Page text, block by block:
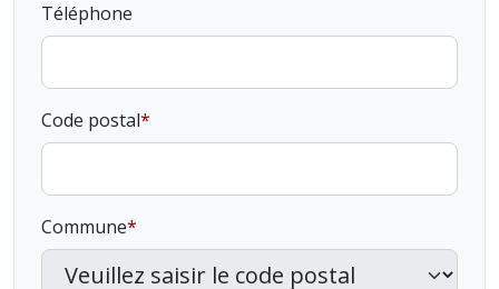
Téléphone
Code postal
Commune